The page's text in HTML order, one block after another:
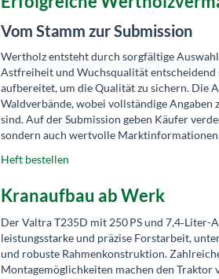
Vom Stamm zur Submission
Wertholz entsteht durch sorgfältige
Astfreiheit und Wuchsqualität
aufbereitet, um die Qualität zu sichern. Die
Waldverbände, wobei vollständige
sind. Auf der Submission geben Käufer
sondern auch wertvolle
Heft bestellen
Kranaufbau ab Werk
Der Valtra T235D mit 250 PS und
leistungsstarke und präzise Forstarbeit,
und robuste Rahmenkonstruktion.
Montagemöglichkeiten machen den